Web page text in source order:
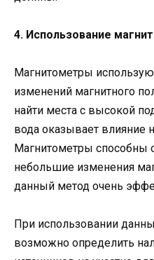
4. Использование
Магнитометры
изменений магнитного
найти места с высокой
вода оказывает влияние
Магнитометры способны
небольшие изменения
данный метод очень
При использовании
возможно определить